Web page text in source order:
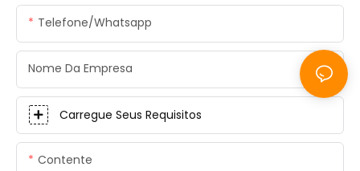
Telefone/whatsapp
Nome Da Empresa
Carregue Seus Requisitos
Contente